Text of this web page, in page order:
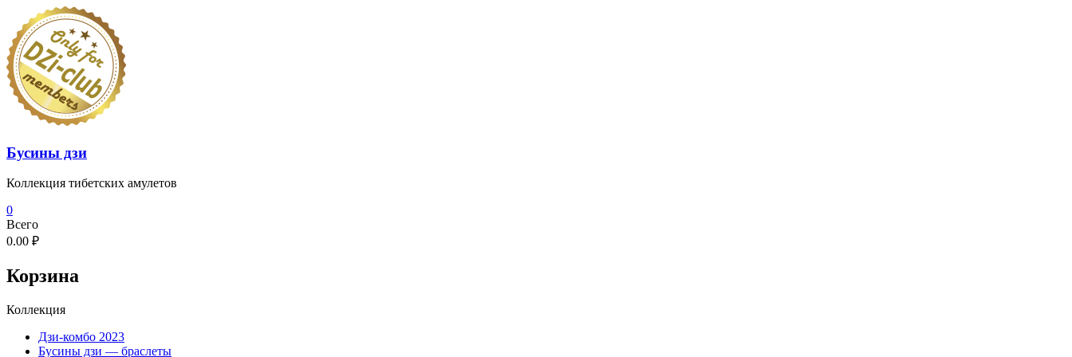
Перейти
содержимому
Бусины дзи
Коллекция тибетских амулетов
0
Всего
0.00 ₽
Корзина
Коллекция
Дзи-комбо 2023
Бусины дзи — браслеты